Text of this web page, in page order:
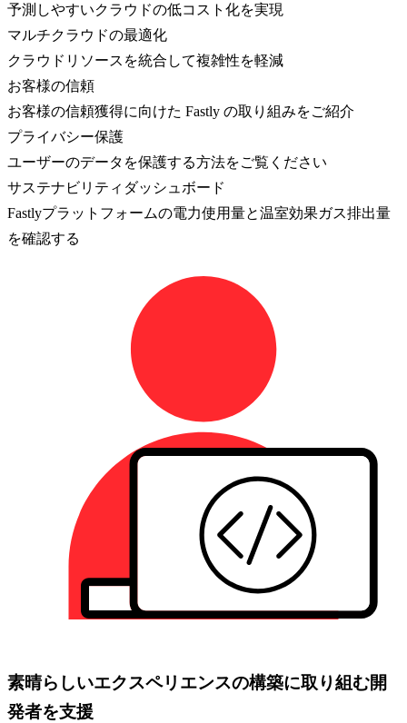
予測しやすいクラウドの低コスト化を実現
マルチクラウドの最適化
クラウドリソースを統合して複雑性を軽減
お客様の信頼
お客様の信頼獲得に向けた Fastly の取り組みをご紹介
プライバシー保護
ユーザーのデータを保護する方法をご覧ください
サステナビリティダッシュボード
Fastlyプラットフォームの電力使用量と温室効果ガス排出量
を確認する
素晴らしいエクスペリエンスの構築に取り組む開
発者を支援